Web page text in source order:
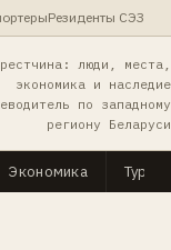
Резиденты СЭЗ
люди, места,
экономика и наследие
по западному
региону Беларуси
Экономика